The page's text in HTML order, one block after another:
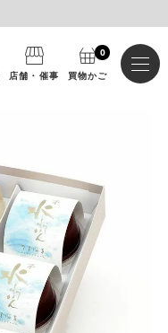
店舗・催事 買物かご
0